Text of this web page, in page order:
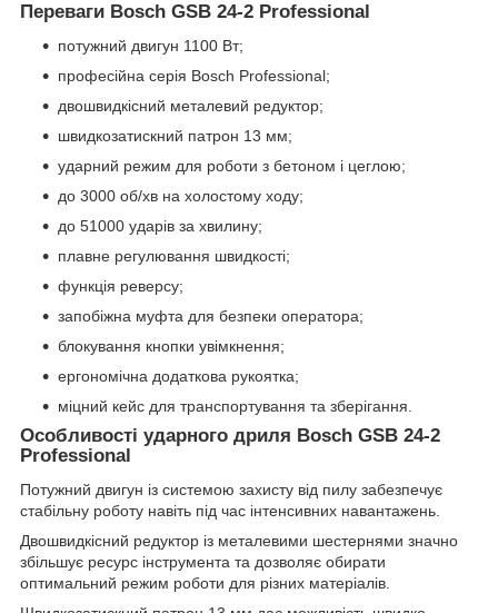
Переваги Bosch GSB 24-2 Professional
потужний двигун 1100 Вт;
професійна серія Bosch Professional;
двошвидкісний металевий редуктор;
швидкозатискний патрон 13 мм;
ударний режим для роботи з бетоном і цеглою;
до 3000 об/хв на холостому ходу;
до 51000 ударів за хвилину;
плавне регулювання швидкості;
функція реверсу;
запобіжна муфта для безпеки оператора;
блокування кнопки увімкнення;
ергономічна додаткова рукоятка;
міцний кейс для транспортування та зберігання.
Особливості ударного дриля Bosch GSB 24-2
Professional
Потужний двигун із системою захисту від пилу забезпечує
стабільну роботу навіть під час інтенсивних навантажень.
Двошвидкісний редуктор із металевими шестернями значно
збільшує ресурс інструмента та дозволяє обирати
оптимальний режим роботи для різних матеріалів.